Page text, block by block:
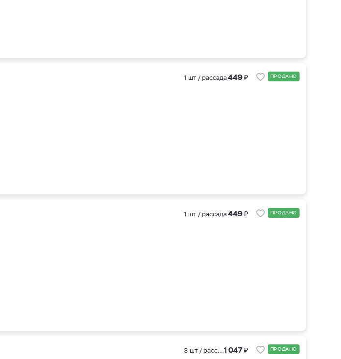
1 шт / рассада449₽ ПРОДАНО
1 шт / рассада449₽ ПРОДАНО
3 шт / рассада1 047₽ ПРОДАНО